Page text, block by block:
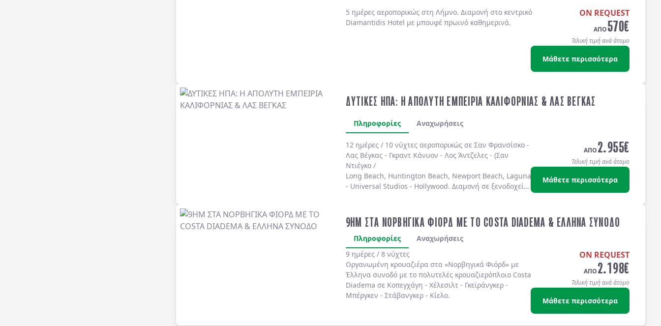
5 ημέρες αεροπορικώς στη Λήμνο. Διαμονή στο κεντρικό
Diamantidis Hotel με μπουφέ πρωινό καθημερινά.
ON REQUEST
ΑΠΟ570€
Τελική τιμή ανά άτομο
Μάθετε περισσότερα
ΔΥΤΙΚΕΣ ΗΠΑ: Η ΑΠΟΛΥΤΗ ΕΜΠΕΙΡΙΑ ΚΑΛΙΦΟΡΝΙΑΣ & ΛΑΣ ΒΕΓΚΑΣ
Πληροφορίες Αναχωρήσεις
12 ημέρες / 10 νύχτες αεροπορικώς σε Σαν Φρανσίσκο-
Λας Βέγκας- Γκραντ Κάνυον - Λος Άντζελες- (Σαν
Ντιέγκο /
Long Beach, Huntington Beach, Newport Beach, Laguna Beach Dana Point, Coronado Island)
- Universal Studios - Hollywood. Διαμονή σε ξενοδοχεία
ΑΠΟ2.955€
Τελική τιμή ανά άτομο
Μάθετε περισσότερα
9ΗΜ ΣΤΑ ΝΟΡΒΗΓΙΚΑ ΦΙΟΡΔ ΜΕ ΤΟ COSTA DIADEMA & ΕΛΛΗΝΑ ΣΥΝΟΔΟ
Πληροφορίες
Αναχωρήσεις
9 ημέρες / 8 νύχτες
Οργανωμένη κρουαζιέρα στα «Νορβηγικά Φιόρδ»με
Έλληνα συνοδόμε το πολυτελές κρουαζιερόπλοιο Costa
Diadema σε Κοπεγχάγη - Χέλεσιλτ - Γκεϊράνγκερ -
Μπέργκεν - Στάβανγκερ - Κίελο.
ON REQUEST
ΑΠΟ2.198€
Τελική τιμή ανά άτομο
Μάθετε περισσότερα